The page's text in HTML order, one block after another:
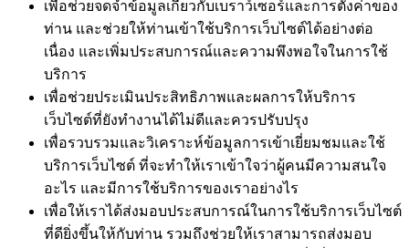
เพื่อช่วยจดจำข้อมูลเกี่ยวกับเบราว์เซอร์และการตั้งค่าของ
ท่าน และช่วยให้ท่านเข้าใช้บริการเว็บไซต์ได้อย่างต่อ
เนื่อง และเพิ่มประสบการณ์และความพึงพอใจในการใช้
บริการ
เพื่อช่วยประเมินประสิทธิภาพและผลการให้บริการ
เว็บไซต์ที่ยังทำงานได้ไม่ดีและควรปรับปรุง
เพื่อรวบรวมและวิเคราะห์ข้อมูลการเข้าเยี่ยมชมและใช้
บริการเว็บไซต์ ที่จะทำให้เราเข้าใจว่าผู้คนมีความสนใจ
อะไร และมีการใช้บริการของเราอย่างไร
เพื่อให้เราได้ส่งมอบประสบการณ์ในการใช้บริการเว็บไซต์
ที่ดียิ่งขึ้นให้กับท่าน รวมถึงช่วยให้เราสามารถส่งมอบ